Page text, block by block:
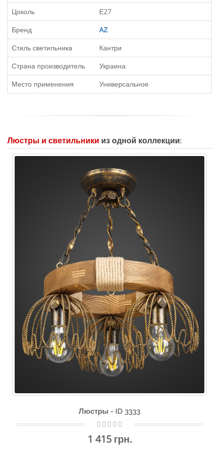
Цоколь
Е27
Бренд
AZ
Стиль светильника
Кантри
Страна производитель
Украина
Место применения
Универсальное
Люстры и светильники из одной коллекции:
Люстры - ID 3333
1 415 грн.